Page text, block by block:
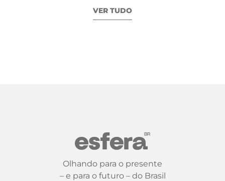
VER TUDO
Olhando para o presente
– e para o futuro – do Brasil